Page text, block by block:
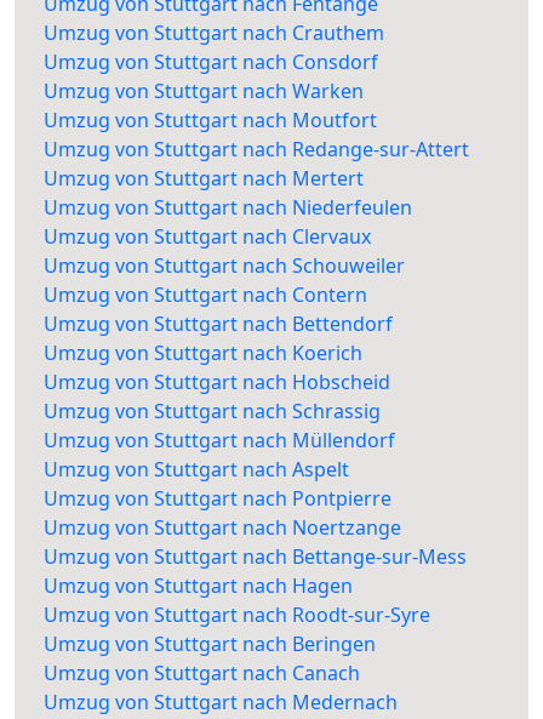
Umzug von Stuttgart nach Crauthem
Umzug von Stuttgart nach Consdorf
Umzug von Stuttgart nach Warken
Umzug von Stuttgart nach Moutfort
Umzug von Stuttgart nach Redange-sur-Attert
Umzug von Stuttgart nach Mertert
Umzug von Stuttgart nach Niederfeulen
Umzug von Stuttgart nach Clervaux
Umzug von Stuttgart nach Schouweiler
Umzug von Stuttgart nach Contern
Umzug von Stuttgart nach Bettendorf
Umzug von Stuttgart nach Koerich
Umzug von Stuttgart nach Hobscheid
Umzug von Stuttgart nach Schrassig
Umzug von Stuttgart nach Müllendorf
Umzug von Stuttgart nach Aspelt
Umzug von Stuttgart nach Pontpierre
Umzug von Stuttgart nach Noertzange
Umzug von Stuttgart nach Bettange-sur-Mess
Umzug von Stuttgart nach Hagen
Umzug von Stuttgart nach Roodt-sur-Syre
Umzug von Stuttgart nach Beringen
Umzug von Stuttgart nach Canach
Umzug von Stuttgart nach Medernach